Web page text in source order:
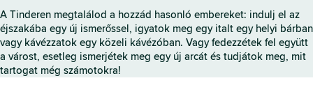
a
l
A Tinderen megtalálod a hozzád hasonló embereket: indulj el az
éjszakába egy új ismerőssel, igyatok meg egy italt egy helyi bárban
vagy kávézzatok egy közeli kávézóban. Vagy fedezzétek fel együtt
a várost, esetleg ismerjétek meg egy új arcát és tudjátok meg, mit
tartogat még számotokra!